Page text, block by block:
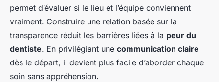
permet d’évaluer si le lieu et l’équipe conviennent
vraiment. Construire une relation basée sur la
transparence réduit les barrières liées à la peur du
dentiste. En privilégiant une communication claire
dès le départ, il devient plus facile d’aborder chaque
soin sans appréhension.